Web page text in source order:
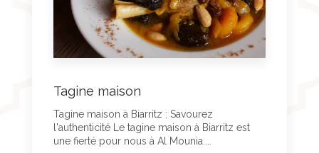
Tagine maison
Tagine maison à Biarritz : Savourez
l'authenticité Le tagine maison à Biarritz est
une fierté pour nous à Al Mounia....